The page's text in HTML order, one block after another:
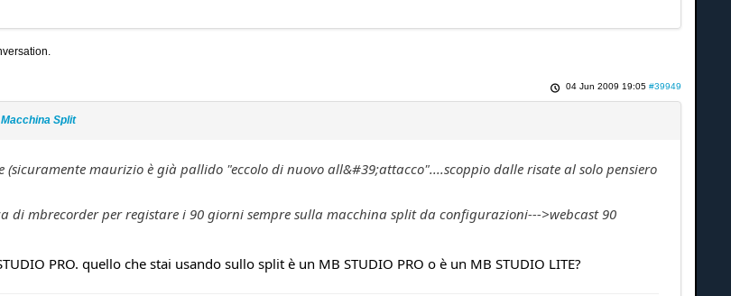
04 Jun 2009 19:05 #39949
Split
maurizio è già pallido "eccolo di nuovo all&#39;attacco"....scoppio dalle risate al solo pensiero
di mbrecorder per registare i 90 giorni sempre sulla macchina split da configurazioni--->webcast 90
PRO. quello che stai usando sullo split è un MB STUDIO PRO o è un MB STUDIO LITE?